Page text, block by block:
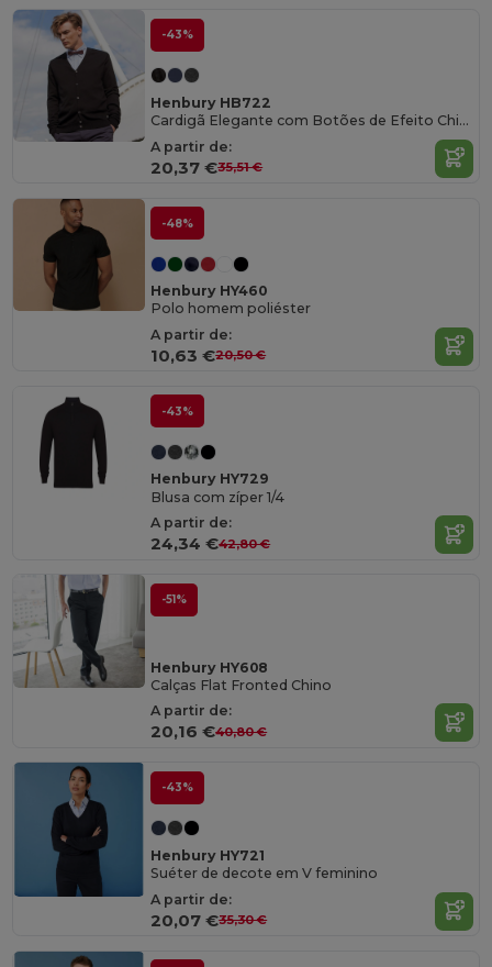
-43%
Henbury HB722
Cardigã Elegante com Botões de Efeito Chifre
A partir de:
20,37 €35,51 €
-48%
Henbury HY460
Polo homem poliéster
A partir de:
10,63 €20,50 €
-43%
Henbury HY729
Blusa com zíper 1/4
A partir de:
24,34 €42,80 €
-51%
Henbury HY608
Calças Flat Fronted Chino
A partir de:
20,16 €40,80 €
-43%
Henbury HY721
Suéter de decote em V feminino
A partir de:
20,07 €35,30 €